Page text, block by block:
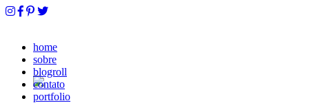
home
sobre
blogroll
contato
portfolio